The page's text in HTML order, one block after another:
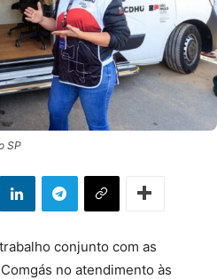
SP
conjunto com as
no atendimento às